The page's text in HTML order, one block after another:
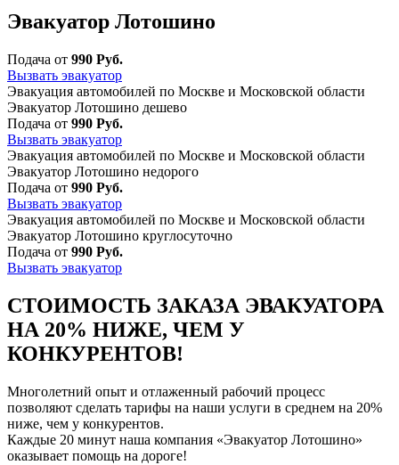
Эвакуатор Лотошино
Подача от 990 Руб.
Вызвать эвакуатор
Эвакуация автомобилей по Москве и Московской области
Эвакуатор Лотошино дешево
Подача от 990 Руб.
Вызвать эвакуатор
Эвакуация автомобилей по Москве и Московской области
Эвакуатор Лотошино недорого
Подача от 990 Руб.
Вызвать эвакуатор
Эвакуация автомобилей по Москве и Московской области
Эвакуатор Лотошино круглосуточно
Подача от 990 Руб.
Вызвать эвакуатор
СТОИМОСТЬ ЗАКАЗА ЭВАКУАТОРА
НА 20% НИЖЕ, ЧЕМ У
КОНКУРЕНТОВ!
Многолетний опыт и отлаженный рабочий процесс
позволяют сделать тарифы на наши услуги в среднем на 20%
ниже, чем у конкурентов.
Каждые 20 минут наша компания «Эвакуатор Лотошино»
оказывает помощь на дороге!